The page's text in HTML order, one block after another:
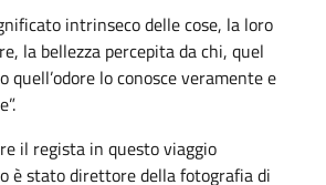
intrinseco delle cose, la loro
la bellezza percepita da chi, quel
quell’odore lo conosce veramente e
il regista in questo viaggio
è stato direttore della fotografia di